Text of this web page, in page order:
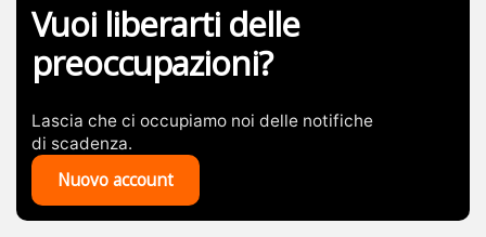
Vuoi liberarti delle
preoccupazioni?
Lascia che ci occupiamo noi delle notifiche
di scadenza.
Nuovo account